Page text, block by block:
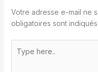
Votre adresse e-mail ne
obligatoires sont
here..